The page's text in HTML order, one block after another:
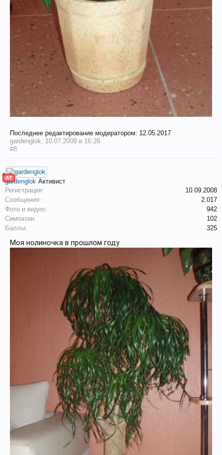
Последнее редактирование модератором: 12.05.2017
gardenglok, 10.07.2009 в 16:28
#8
АТ
gardenglok Активист
Регистрация:
10.09.2008
Сообщения:
2.017
Фото и видео:
942
Симпатии:
102
Баллы:
325
Моя нолиночка в прошлом году